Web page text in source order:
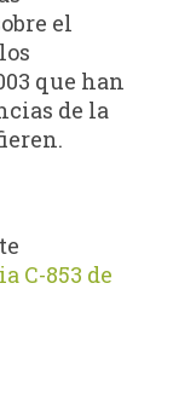
el
que han
de la
C-853 de